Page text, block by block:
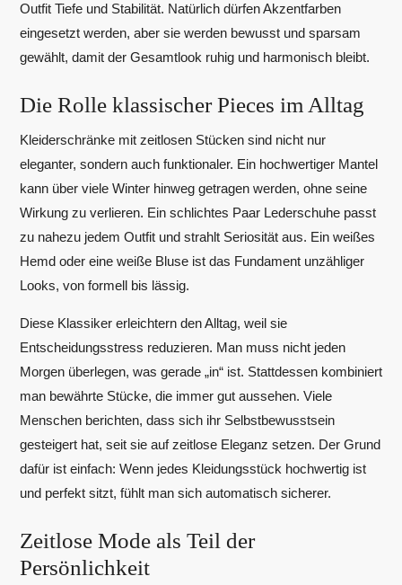
Outfit Tiefe und Stabilität. Natürlich dürfen Akzentfarben
eingesetzt werden, aber sie werden bewusst und sparsam
gewählt, damit der Gesamtlook ruhig und harmonisch bleibt.
Die Rolle klassischer Pieces im Alltag
Kleiderschränke mit zeitlosen Stücken sind nicht nur
eleganter, sondern auch funktionaler. Ein hochwertiger Mantel
kann über viele Winter hinweg getragen werden, ohne seine
Wirkung zu verlieren. Ein schlichtes Paar Lederschuhe passt
zu nahezu jedem Outfit und strahlt Seriosität aus. Ein weißes
Hemd oder eine weiße Bluse ist das Fundament unzähliger
Looks, von formell bis lässig.
Diese Klassiker erleichtern den Alltag, weil sie
Entscheidungsstress reduzieren. Man muss nicht jeden
Morgen überlegen, was gerade „in“ ist. Stattdessen kombiniert
man bewährte Stücke, die immer gut aussehen. Viele
Menschen berichten, dass sich ihr Selbstbewusstsein
gesteigert hat, seit sie auf zeitlose Eleganz setzen. Der Grund
dafür ist einfach: Wenn jedes Kleidungsstück hochwertig ist
und perfekt sitzt, fühlt man sich automatisch sicherer.
Zeitlose Mode als Teil der
Persönlichkeit